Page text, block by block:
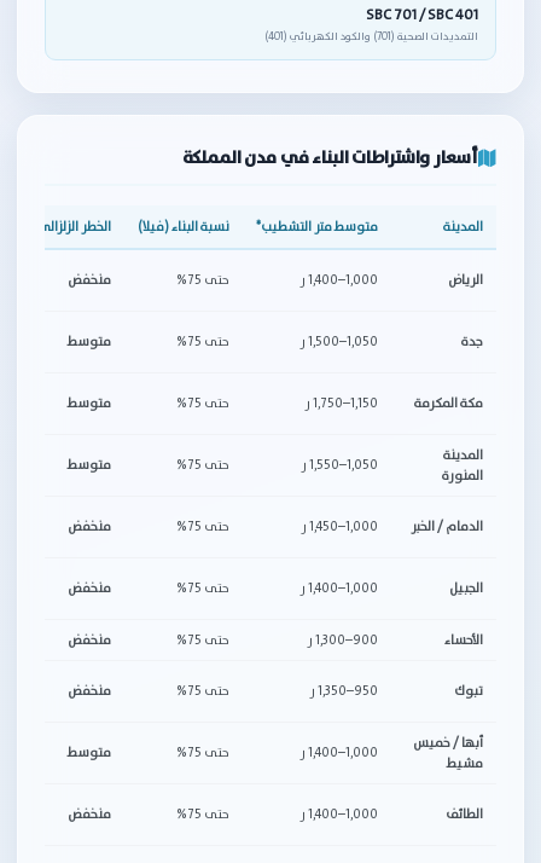
SBC 701 / SBC 401
التمديدات الصحية (701) والكود الكهربائي (401)
أسعار واشتراطات البناء في مدن المملكة
المدينة متوسط متر التشطيب* نسبة البناء (فيلا) الخطر الزلزالي
الرياض 1,000–1,400 ر حتى 75% منخفض
جدة 1,050–1,500 ر حتى 75% متوسط
مكة المكرمة 1,150–1,750 ر حتى 75% متوسط
المدينة
المنورة
1,050–1,550 ر حتى 75% متوسط
الدمام / الخبر 1,000–1,450 ر حتى 75% منخفض
الجبيل 1,000–1,400 ر حتى 75% منخفض
الأحساء
900–1,300 ر حتى 75% منخفض
تبوك 950–1,350 ر حتى 75% منخفض
أبها / خميس
مشيط
1,000–1,400 ر حتى 75% متوسط
الطائف 1,000–1,400 ر حتى 75% منخفض